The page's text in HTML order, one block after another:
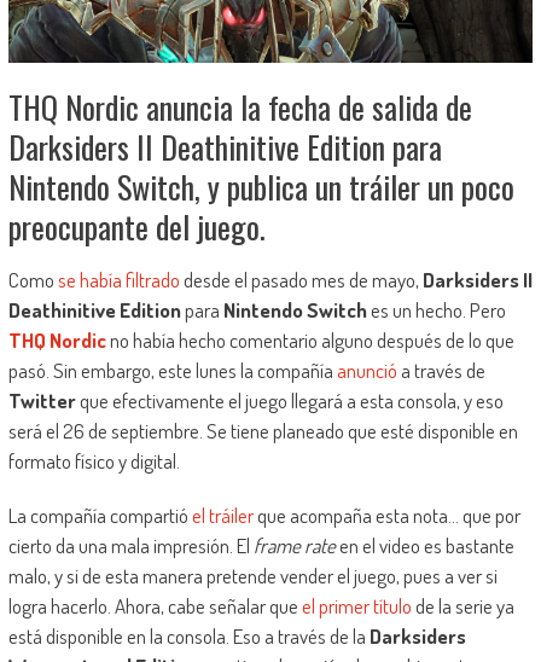
THQ Nordic anuncia la fecha de salida de
Darksiders II Deathinitive Edition para
Nintendo Switch, y publica un tráiler un poco
preocupante del juego.
Comose había filtradodesde el pasado mes de mayo, Darksiders II
Deathinitive Editionpara Nintendo Switches un hecho. Pero
THQ Nordicno había hecho comentario alguno después de lo que
pasó. Sin embargo, este lunes la compañía anunció a través de
Twitterque efectivamente el juego llegará a esta consola, y eso
será el 26 de septiembre. Se tiene planeado que esté disponible en
formato físico y digital.
La compañía compartióel tráilerque acompaña esta nota… que por
cierto da una mala impresión. El frame rateen el video es bastante
malo, y si de esta manera pretende vender el juego, pues a ver si
logra hacerlo. Ahora, cabe señalar queel primer títulode la serie ya
está disponible en la consola. Eso a través de la Darksiders